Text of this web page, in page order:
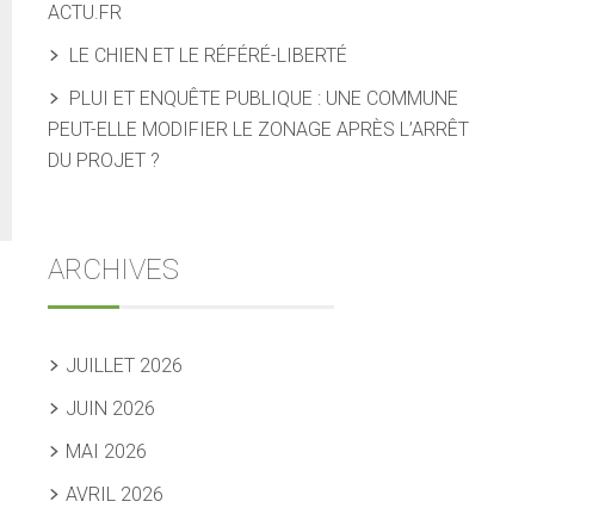
ACTU.FR
LE CHIEN ET LE RÉFÉRÉ-LIBERTÉ
PLUI ET ENQUÊTE PUBLIQUE : UNE COMMUNE
PEUT-ELLE MODIFIER LE ZONAGE APRÈS L’ARRÊT
DU PROJET ?
ARCHIVES
JUILLET 2026
JUIN 2026
MAI 2026
AVRIL 2026